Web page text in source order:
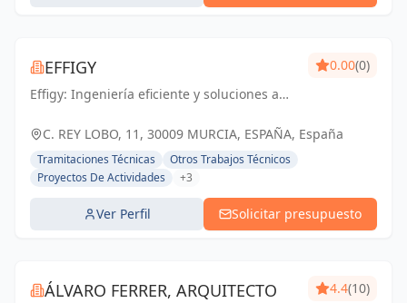
EFFIGY
Effigy: Ingeniería eficiente y soluciones a
Murcia.
0.00(0)
C. REY LOBO, 11, 30009 MURCIA, ESPAÑA, España
Tramitaciones Técnicas
Otros Trabajos Técnicos
Proyectos De Actividades
+3
Ver Perfil Solicitar presupuesto
ÁLVARO FERRER, ARQUITECTO 4.4(10)